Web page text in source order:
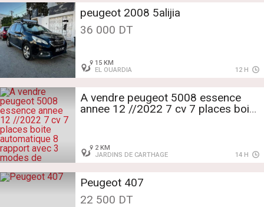
peugeot 2008 5alijia
36 000 DT
15 KM
EL OUARDIA
12 H
A vendre peugeot 5008 essence
annee 12 //2022 7 cv 7 places boite
econo ttes options
2 KM
JARDINS DE CARTHAGE
14 H
Peugeot 407
22 500 DT